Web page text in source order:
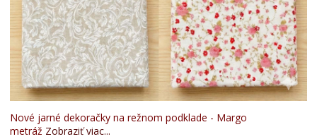
Nové jarné dekoračky na režnom podklade - Margo
metráž Zobraziť viac...